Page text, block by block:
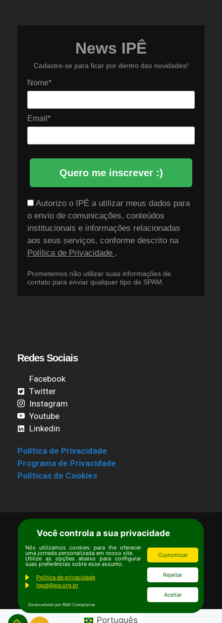
News IPÊ
Cadastre-se para ficar por dentro das novidades!
Nome*
Email*
Quero me inscrever :)
Autorizo o IPÊ a utilizar meus dados para
o envio de comunicações, conteúdos
institucionais e informações relacionadas
aos seus serviços, conforme descrito na
Política de Privacidade .
Prometemos não utilizar suas informações de
contato para enviar qualquer tipo de SPAM.
Redes Sociais
Facebook
Twitter
Instagram
Youtube
Linkedin
Política de Privacidade
Programa de Privacidade
Políticas de Cookies
Termos de Uso |Estatuto
Copyright © Ipê – Instituto de Pesquisas
Ecológicas.
Email:
ipe@ipe.org.br
Português
Você controla a sua privacidade
Nós utilizamos cookies para lhe oferecer
uma jornada personalizada em nosso site.
Utilize as opções abaixo para configurar
suas preferências sobre esse assunto.
Politica de privacidade
lgpd@ipe.org.br
Customizar
Rejeitar
Aceitar
Desenvolvido por RMD Compliance